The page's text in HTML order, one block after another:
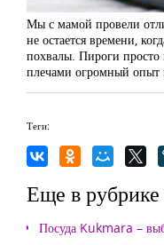
Мы с мамой провели
не остается времени,
похвалы. Пироги просто
плечами огромный опыт
Теги:
Еще в
Посуда Kukmara –